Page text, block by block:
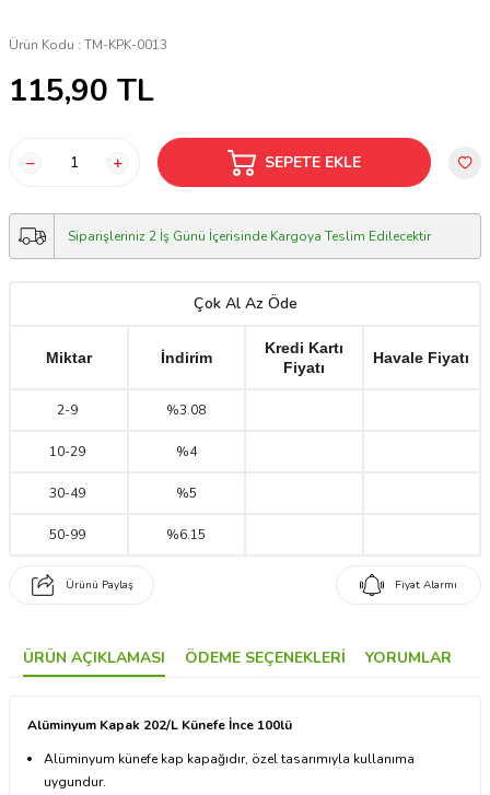
Ürün Kodu : TM-KPK-0013
115,90 TL
SEPETE EKLE
Siparişleriniz 2 İş Günü İçerisinde Kargoya Teslim Edilecektir
Çok Al Az Öde
Miktar İndirim
Kredi Kartı
Fiyatı
Havale Fiyatı
2-9 %3.08
10-29 %4
30-49 %5
50-99 %6.15
Ürünü Paylaş Fiyat Alarmı
ÜRÜN AÇIKLAMASI ÖDEME SEÇENEKLERI YORUMLAR
Alüminyum Kapak 202/L Künefe İnce 100lü
Alüminyum künefe kap kapağıdır, özel tasarımıyla kullanıma
uygundur.